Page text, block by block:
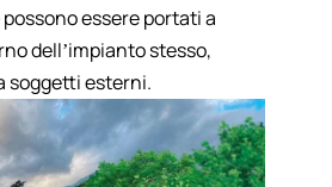
possono essere portati a
dell’impianto stesso,
soggetti esterni.